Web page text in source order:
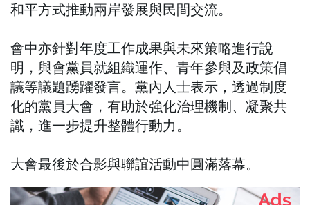
和平方式推動兩岸發展與民間交流。
會中亦針對年度工作成果與未來策略進行說
明，與會黨員就組織運作、青年參與及政策倡
議等議題踴躍發言。黨內人士表示，透過制度
化的黨員大會，有助於強化治理機制、凝聚共
識，進一步提升整體行動力。
大會最後於合影與聯誼活動中圓滿落幕。